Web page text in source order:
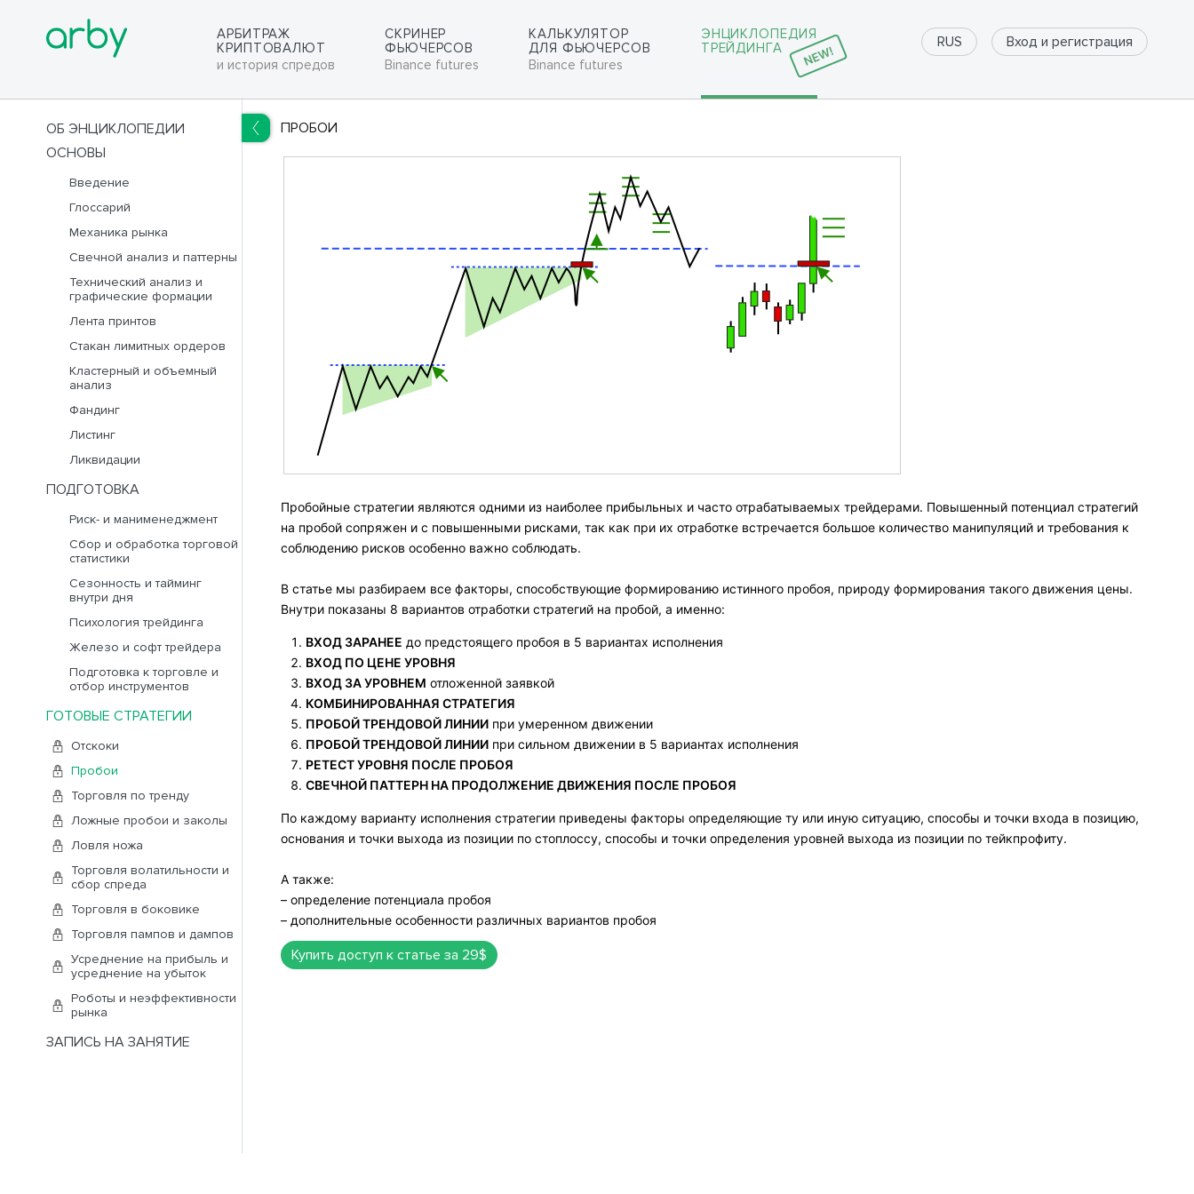
АРБИТРАЖ
КРИПТОВАЛЮТ
и история спредов
СКРИНЕР
ФЬЮЧЕРСОВ
Binance futures
КАЛЬКУЛЯТОР
ДЛЯ ФЬЮЧЕРСОВ
Binance futures
ЭНЦИКЛОПЕДИЯ
ТРЕЙДИНГА
RUS Вход и регистрация
ENG
ОБ ЭНЦИКЛОПЕДИИ
ОСНОВЫ
Введение
Глоссарий
Механика рынка
Свечной анализ и паттерны
Технический анализ и
графические формации
Лента принтов
Стакан лимитных ордеров
Кластерный и объемный
анализ
Фандинг
Листинг
Ликвидации
ПОДГОТОВКА
Риск- и манименеджмент
Сбор и обработка торговой
статистики
Сезонность и тайминг
внутри дня
Психология трейдинга
Железо и софт трейдера
Подготовка к торговле и
отбор инструментов
ГОТОВЫЕ СТРАТЕГИИ
Отскоки
Пробои
Торговля по тренду
Ложные пробои и заколы
Ловля ножа
Торговля волатильности и
сбор спреда
Торговля в боковике
Торговля пампов и дампов
Усреднение на прибыль и
усреднение на убыток
Роботы и неэффективности
рынка
ЗАПИСЬ НА ЗАНЯТИЕ
ПРОБОИ
Пробойные стратегии являются одними из наиболее прибыльных и часто отрабатываемых трейдерами. Повышенный потенциал стратегий
на пробой сопряжен и с повышенными рисками, так как при их отработке встречается большое количество манипуляций и требования к
соблюдению рисков особенно важно соблюдать.
В статье мы разбираем все факторы, способствующие формированию истинного пробоя, природу формирования такого движения цены.
Внутри показаны 8 вариантов отработки стратегий на пробой, а именно:
ВХОД ЗАРАНЕЕ до предстоящего пробоя в 5 вариантах исполнения
ВХОД ПО ЦЕНЕ УРОВНЯ
ВХОД ЗА УРОВНЕМ отложенной заявкой
КОМБИНИРОВАННАЯ СТРАТЕГИЯ
ПРОБОЙ ТРЕНДОВОЙ ЛИНИИ при умеренном движении
ПРОБОЙ ТРЕНДОВОЙ ЛИНИИ при сильном движении в 5 вариантах исполнения
РЕТЕСТ УРОВНЯ ПОСЛЕ ПРОБОЯ
СВЕЧНОЙ ПАТТЕРН НА ПРОДОЛЖЕНИЕ ДВИЖЕНИЯ ПОСЛЕ ПРОБОЯ
По каждому варианту исполнения стратегии приведены факторы определяющие ту или иную ситуацию, способы и точки входа в позицию,
основания и точки выхода из позиции по стоплоссу, способы и точки определения уровней выхода из позиции по тейкпрофиту.
А также:
– определение потенциала пробоя
– дополнительные особенности различных вариантов пробоя
Купить доступ к статье за 29$